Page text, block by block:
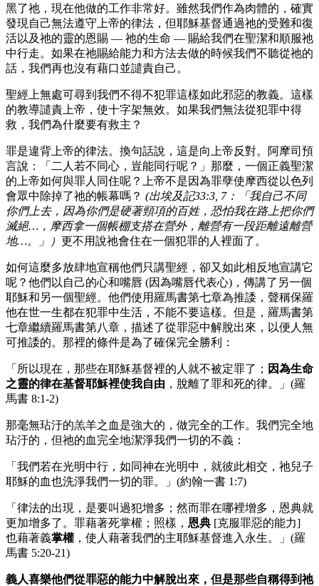
黑了祂，現在他做的工作非常好。雖然我們作為肉體的，確實
發現自己無法遵守上帝的律法，但耶穌基督通過祂的受難和復
活以及祂的靈的恩賜 — 祂的生命 — 賜給我們在聖潔和順服祂
中行走。如果在祂賜給能力和方法去做的時候我們不聽從祂的
話，我們再也沒有藉口並譴責自己。
聖經上無處可尋到我們不得不犯罪這樣如此邪惡的教義。這樣
的教導譴責上帝，使十字架無效。如果我們無法從犯罪中得
救，我們為什麼要有救主？
罪是違背上帝的律法。換句話說，這是向上帝反對。阿摩司預
言說：「二人若不同心，豈能同行呢？」那麼，一個正義聖潔
的上帝如何與罪人同住呢？上帝不是因為罪孽使摩西從以色列
會眾中除掉了祂的帳幕嗎？ (出埃及記33:3, 7：「我自己不同
你們上去，因為你們是硬著頸項的百姓，恐怕我在路上把你們
滅絕…，摩西拿一個帳棚支搭在營外，離營有一段距離遠離營
地…。」） 更不用說祂會住在一個犯罪的人裡面了。
如何這麼多放肆地宣稱他們只講聖經，卻又如此相反地宣講它
呢？他們以自己的心和嘴唇 (因為嘴唇代表心)，傳講了另一個
耶穌和另一個聖經。他們使用羅馬書第七章為推諉，聲稱保羅
他在世一生都在犯罪中生活，不能不要這樣。但是，羅馬書第
七章繼續羅馬書第八章，描述了從罪惡中解脫出來，以便人無
可推諉的。那裡的條件是為了確保完全勝利：
「所以現在，那些在耶穌基督裡的人就不被定罪了； 因為生命
之靈的律在基督耶穌裡使我自由 ，脫離了罪和死的律。」(羅
馬書 8:1-2)
那毫無玷汙的羔羊之血是強大的，做完全的工作。我們完全地
玷汙的，但祂的血完全地潔淨我們一切的不義：
「我們若在光明中行，如同神在光明中，就彼此相交，祂兒子
耶穌的血也洗淨我們一切的罪。」(約翰一書 1:7)
「律法的出現，是要叫過犯增多；然而罪在哪裡增多，恩典就
更加增多了。罪藉著死掌權；照樣， 恩典 [克服罪惡的能力]
也藉著義掌權 ，使人藉著我們的主耶穌基督進入永生。」(羅
馬書 5:20-21)
義人喜樂他們從罪惡的能力中解脫出來，但是那些自稱得到祂